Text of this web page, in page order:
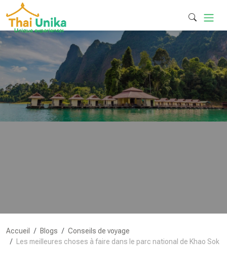
Accueil Blogs
Conseils de voyage
Les meilleures choses à faire dans le parc national de Khao Sok